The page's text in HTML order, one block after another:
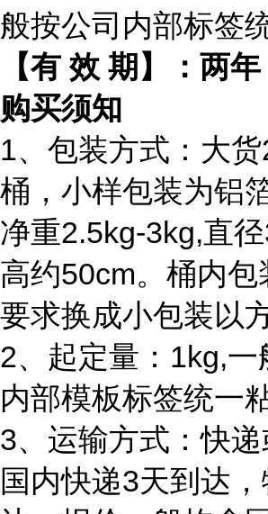
般按公司内部标签
【有 效 期】：两年
购买须知
1、包装方式：大
桶，小样包装为铝
净重2.5kg-3kg,直
高约50cm。桶内包
要求换成小包装以
2、起定量：1kg,一
内部模板标签统一
3、运输方式：快递
国内快递3天到达